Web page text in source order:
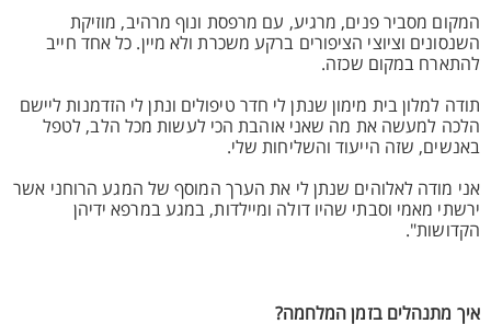
המקום מסביר פנים, מרגיע, עם מרפסת ונוף מרהיב, מוזיקת
השנסונים וציוצי הציפורים ברקע משכרת ולא מיין. כל אחד חייב
להתארח במקום שכזה.
תודה למלון בית מימון שנתן לי חדר טיפולים ונתן לי הזדמנות ליישם
הלכה למעשה את מה שאני אוהבת הכי לעשות מכל הלב, לטפל
באנשים, שזה הייעוד והשליחות שלי.
אני מודה לאלוהים שנתן לי את הערך המוסף של המגע הרוחני אשר
ירשתי מאמי וסבתי שהיו דולה ומיילדות, במגע במרפא ידיהן
הקדושות".
איך מתנהלים בזמן המלחמה?